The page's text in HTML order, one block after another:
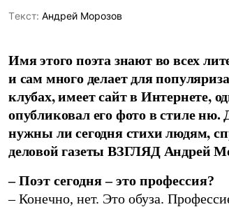
Tекст: Андрей Морозов
Имя этого поэта знают во всех
и сам много делает для
клубах, имеет сайт в Интернете,
опубликовал его фото в стиле
нужны ли сегодня стихи людям,
деловой газеты ВЗГЛЯД Андрей
– Поэт сегодня – это профессия?
– Конечно, нет. Это обуза.